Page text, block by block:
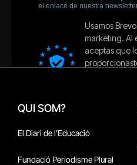
QUI SOM?
El Diari de l'Educació
Fundació Periodisme Plural